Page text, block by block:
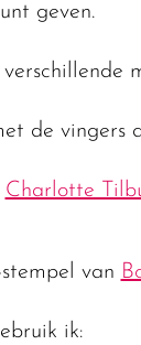
geven.
de vingers
Charlotte
van
ik: